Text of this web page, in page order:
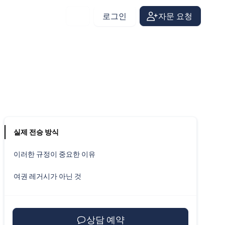
로그인 자문 요청
실제 전승 방식
이러한 규정이 중요한 이유
여권 레거시가 아닌 것
상담 예약